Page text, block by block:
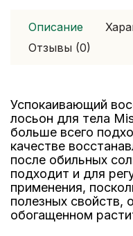
Описание
Отзывы (0)
Успокаивающий
лосьон для тела
больше всего
качестве
после обильных
подходит и для
применения,
полезных свойств,
обогащенном